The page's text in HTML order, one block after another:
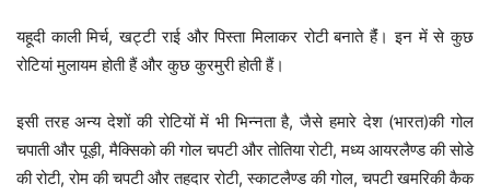
यहूदी काली मिर्च, खट्टी राई और पिस्ता मिलाकर रोटी बनाते हैंं। इन में से कुछ
रोटियां मुलायम होती हैं और कुछ कुरमुरी होती हैं।
इसी तरह अन्य देशों की रोटियों में भी भिन्नता है, जैसे हमारे देश (भारत)की गोल
चपाती और पूड़ी, मैक्सिको की गोल चपटी और तोतिया रोटी, मध्य आयरलैण्ड की सोडे
की रोटी, रोम की चपटी और तहदार रोटी, स्काटलैण्ड की गोल, चपटी खमरिकी कैक